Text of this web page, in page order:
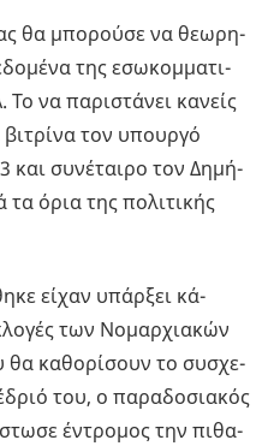
θα μπο­ρού­σε να θε­ω­ρη­
της εσω­κομ­μα­τι­
να πα­ρι­στά­νει κα­νείς
τον υπουρ­γό
και συ­νέ­ται­ρο τον Δη­μή­
όρια της πο­λι­τι­κής
είχαν υπάρ­ξει κά­
των Νο­μαρ­χια­κών
θα κα­θο­ρί­σουν το συ­σχε­
του, ο πα­ρα­δο­σια­κός
έντρο­μος την πι­θα­